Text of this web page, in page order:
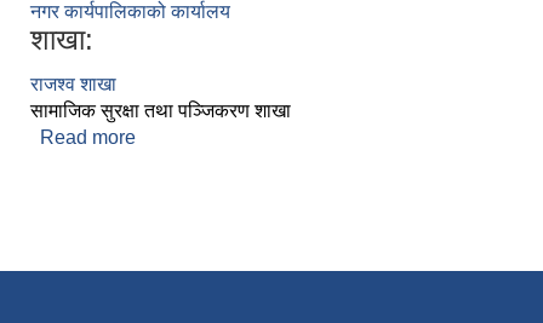
नगर कार्यपालिकाको कार्यालय
शाखा:
राजश्व शाखा
सामाजिक सुरक्षा तथा पञ्जिकरण शाखा
Read more